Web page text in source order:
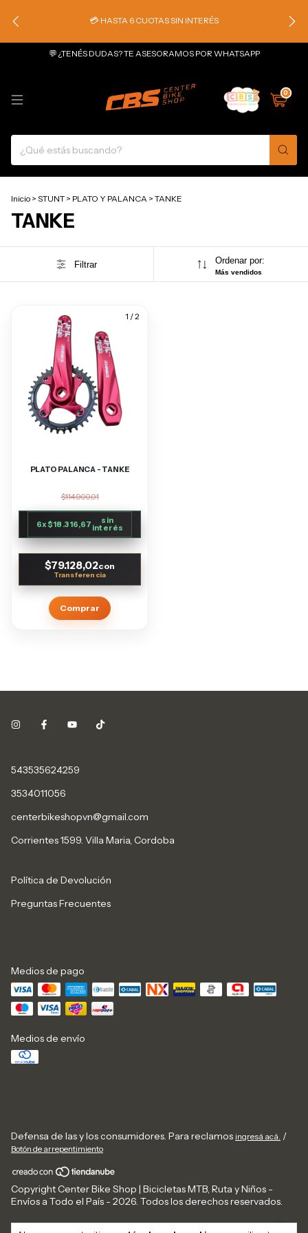
💳 HASTA 6 CUOTAS SIN INTERÉS
💬 ¿TENÉS DUDAS? TE ASESORAMOS POR WHATSAPP
0
Inicio > STUNT > PLATO Y PALANCA > TANKE
TANKE
Filtrar Ordenar por:
Más vendidos
1 /2
PLATO PALANCA - TANKE
$114.900,01
6x$18.316,67 sin
interés
$79.128,02con
Comprar
543535624259
3534011056
centerbikeshopvn@gmail.com
Corrientes 1599. Villa Maria, Cordoba
Política de Devolución
Preguntas Frecuentes
Medios de pago
Medios de envío
Defensa de las y los consumidores. Para reclamos ingresá acá. /
Botón de arrepentimiento
Copyright Center Bike Shop | Bicicletas MTB, Ruta y Niños -
Envíos a Todo el País - 2026. Todos los derechos reservados.